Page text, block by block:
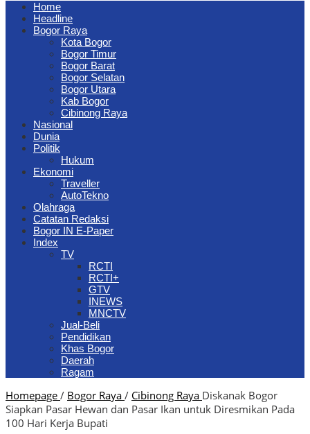
Home
Headline
Bogor Raya
Kota Bogor
Bogor Timur
Bogor Barat
Bogor Selatan
Bogor Utara
Kab Bogor
Cibinong Raya
Nasional
Dunia
Politik
Hukum
Ekonomi
Traveller
AutoTekno
Olahraga
Catatan Redaksi
Bogor IN E-Paper
Index
TV
RCTI
RCTI+
GTV
INEWS
MNCTV
Jual-Beli
Pendidikan
Khas Bogor
Daerah
Ragam
Homepage / Bogor Raya / Cibinong Raya Diskanak Bogor
Siapkan Pasar Hewan dan Pasar Ikan untuk Diresmikan Pada
100 Hari Kerja Bupati